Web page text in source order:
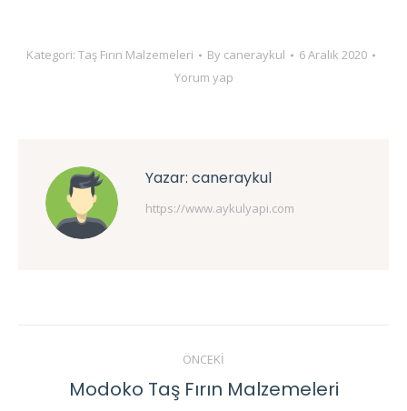
Kategori: Taş Fırın Malzemeleri By caneraykul
6 Aralık 2020
Yorum yap
Yazar: caneraykul
https://www.aykulyapi.com
navigation
ÖNCEKI
Previous
Modoko Taş Fırın Malzemeleri